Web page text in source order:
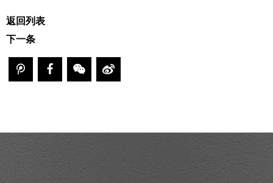
返回列表
下一条